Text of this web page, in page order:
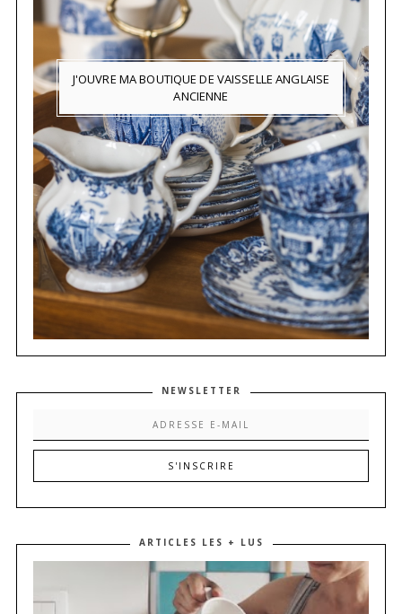
J'OUVRE MA BOUTIQUE DE VAISSELLE ANGLAISE
ANCIENNE
NEWSLETTER
ARTICLES LES + LUS